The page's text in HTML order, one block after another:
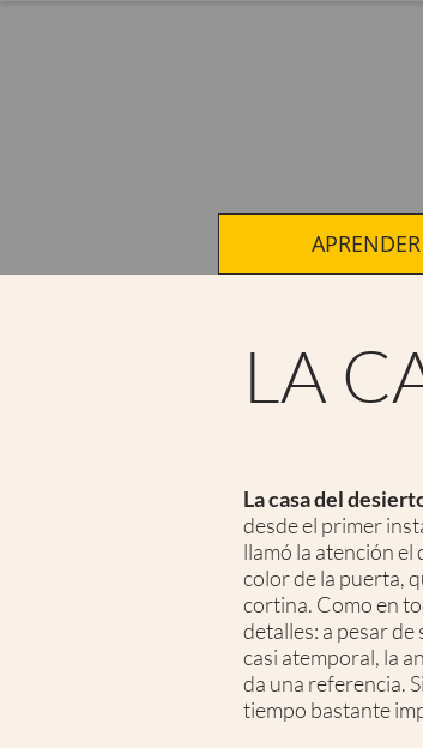
APRENDER
LA
La casa del
desde el primer
llamó la atención el
color de la puerta,
cortina. Como en
detalles: a pesar
casi atemporal, la
da una referencia.
tiempo bastante